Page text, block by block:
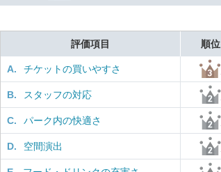
評価項目 順位
A. チケットの買いやすさ
B. スタッフの対応
C. パーク内の快適さ
D. 空間演出